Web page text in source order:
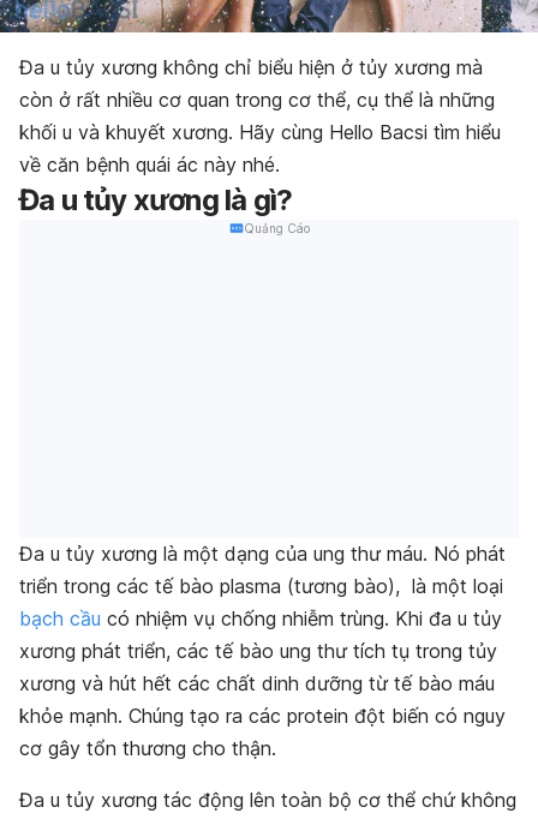
Đa u tủy xương không chỉ biểu hiện ở tủy xương mà
còn ở rất nhiều cơ quan trong cơ thể, cụ thể là những
khối u và khuyết xương. Hãy cùng Hello Bacsi tìm hiểu
về căn bệnh quái ác này nhé.
Đa u tủy xương là gì?
Quảng Cáo
Đa u tủy xương là một dạng của ung thư máu. Nó phát
triển trong các tế bào plasma (tương bào), là một loại
bạch cầu có nhiệm vụ chống nhiễm trùng. Khi đa u tủy
xương phát triển, các tế bào ung thư tích tụ trong tủy
xương và hút hết các chất dinh dưỡng từ tế bào máu
khỏe mạnh. Chúng tạo ra các protein đột biến có nguy
cơ gây tổn thương cho thận.
Đa u tủy xương tác động lên toàn bộ cơ thể chứ không